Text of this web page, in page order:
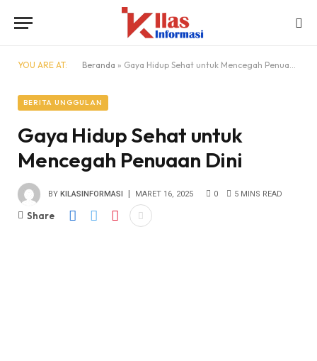
YOU ARE AT: Beranda » Gaya Hidup Sehat untuk Mencegah Penuaan Dini
BERITA UNGGULAN
Gaya Hidup Sehat untuk
Mencegah Penuaan Dini
BY KILASINFORMASI MARET 16, 2025 0 5 MINS READ
Share